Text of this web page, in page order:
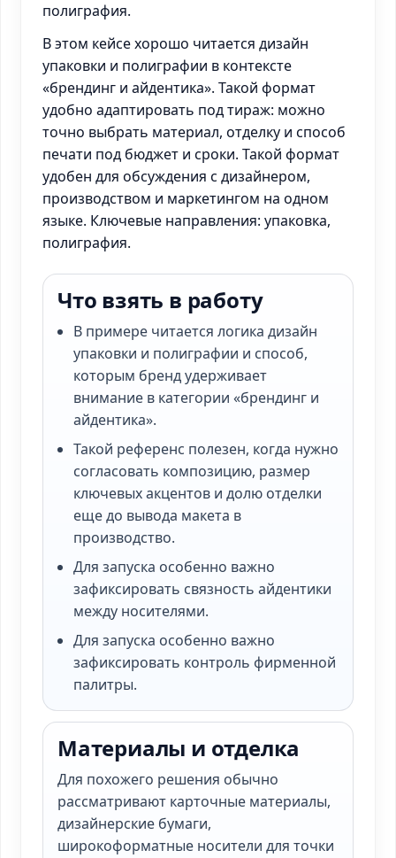
полиграфия.
В этом кейсе хорошо читается дизайн
упаковки и полиграфии в контексте
«брендинг и айдентика». Такой формат
удобно адаптировать под тираж: можно
точно выбрать материал, отделку и способ
печати под бюджет и сроки. Такой формат
удобен для обсуждения с дизайнером,
производством и маркетингом на одном
языке. Ключевые направления: упаковка,
полиграфия.
Что взять в работу
В примере читается логика дизайн
упаковки и полиграфии и способ,
которым бренд удерживает
внимание в категории «брендинг и
айдентика».
Такой референс полезен, когда нужно
согласовать композицию, размер
ключевых акцентов и долю отделки
еще до вывода макета в
производство.
Для запуска особенно важно
зафиксировать связность айдентики
между носителями.
Для запуска особенно важно
зафиксировать контроль фирменной
палитры.
Материалы и отделка
Для похожего решения обычно
рассматривают карточные материалы,
дизайнерские бумаги,
широкоформатные носители для точки